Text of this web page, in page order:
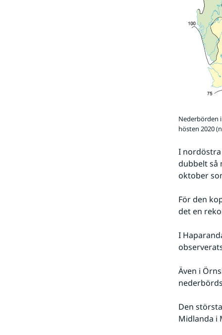
Nederbörden
hösten 2020
I
dubbelt så
oktober
För den
det en
I
Även i
Den
Midlanda i